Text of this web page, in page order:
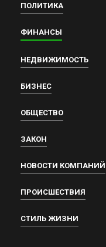
ПОЛИТИКА
ФИНАНСЫ
НЕДВИЖИМОСТЬ
БИЗНЕС
ОБЩЕСТВО
ЗАКОН
НОВОСТИ КОМПАНИЙ
ПРОИСШЕСТВИЯ
СТИЛЬ ЖИЗНИ